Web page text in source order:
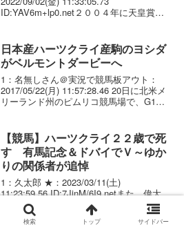
ID:YAV6m+lp0.net２００４年に天皇賞・
レンス産駒として初の年度代表...
日本産ハーツクライ産駒のヨシダ
がベルモントダービーへ
1：名無しさん＠実況で競馬板アウト：
2017/05/22(月) 11:57:28.46 20日に北米メ
リーランド州のピムリコ競馬場で、G1・
ームスマーフィーS...
【競馬】ハーツクライ２２歳で死
す 有馬記念＆ドバイでＶ～ゆか
りの関係者が追悼
1：久太郎 ★：2023/03/11(土)
11:23:59.56 ID:7JjnM/6I9.netまた、偉大
な名馬が天国へと旅立った。２００５年
のＪＲＡ賞最優秀４歳以上牡馬で、種牡
馬としても多くの活躍馬を出したハーツ
検索 トップ サイドバー